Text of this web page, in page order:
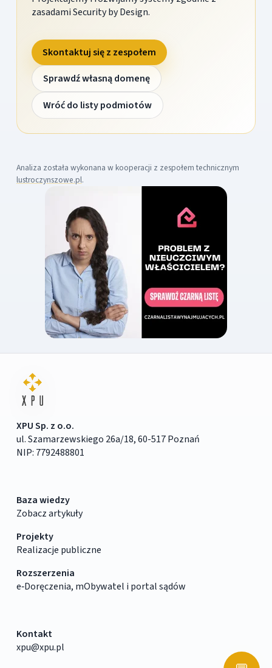
zasadami Security by Design.
Skontaktuj się z zespołem
Sprawdź własną domenę
Wróć do listy podmiotów
Analiza została wykonana w kooperacji z zespołem technicznym
lustroczynszowe.pl.
XPU Sp. z o.o.
ul. Szamarzewskiego 26a/18, 60-517 Poznań
NIP: 7792488801
Baza wiedzy
Zobacz artykuły
Projekty
Realizacje publiczne
Rozszerzenia
e‑Doręczenia, mObywatel i portal sądów
Kontakt
xpu@xpu.pl